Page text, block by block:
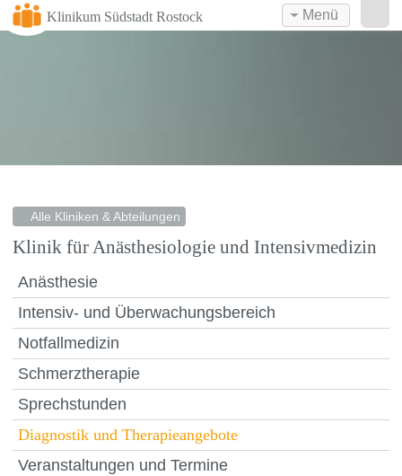
Klinikum Südstadt Rostock Menü
Alle Kliniken & Abteilungen
Klinik für Anästhesiologie und Intensivmedizin
Anästhesie
Intensiv- und Überwachungsbereich
Notfallmedizin
Schmerztherapie
Sprechstunden
Diagnostik und Therapieangebote
Veranstaltungen und Termine